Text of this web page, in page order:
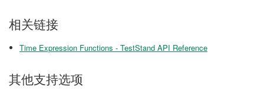
相关链接
Time Expression Functions - TestStand API Reference
其他支持选项